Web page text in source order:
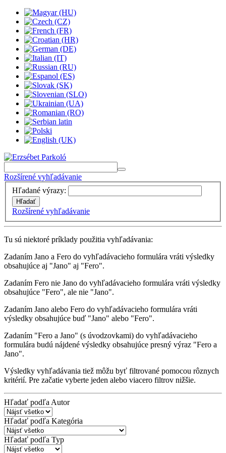
Rozšírené vyhľadávanie
Hľadané výrazy:
Hľadať
Rozšírené vyhľadávanie
Tu sú niektoré príklady použitia vyhľadávania:
Zadaním Jano a Fero do vyhľadávacieho formulára vráti výsledky
obsahujúce aj "Jano" aj "Fero".
Zadaním Fero nie Jano do vyhľadávacieho formulára vráti výsledky
obsahujúce "Fero", ale nie "Jano".
Zadaním Jano alebo Fero do vyhľadávacieho formulára vráti
výsledky obsahujúce buď "Jano" alebo "Fero".
Zadaním "Fero a Jano" (s úvodzovkami) do vyhľadávacieho
formulára budú nájdené výsledky obsahujúce presný výraz "Fero a
Jano".
Výsledky vyhľadávania tiež môžu byť filtrované pomocou rôznych
kritérií. Pre začatie vyberte jeden alebo viacero filtrov nižšie.
Hľadať podľa Autor
Hľadať podľa Kategória
Hľadať podľa Typ